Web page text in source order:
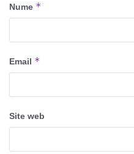
Nume *
Email *
Site web